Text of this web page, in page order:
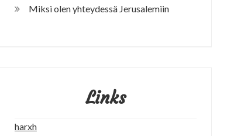
Miksi olen yhteydessä Jerusalemiin
Links
harxh